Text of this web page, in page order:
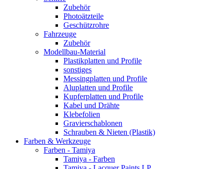
Zubehör
Photoätzteile
Geschützrohre
Fahrzeuge
Zubehör
Modellbau-Material
Plastikplatten und Profile
sonstiges
Messingplatten und Profile
Aluplatten und Profile
Kupferplatten und Profile
Kabel und Drähte
Klebefolien
Gravierschablonen
Schrauben & Nieten (Plastik)
Farben & Werkzeuge
Farben - Tamiya
Tamiya - Farben